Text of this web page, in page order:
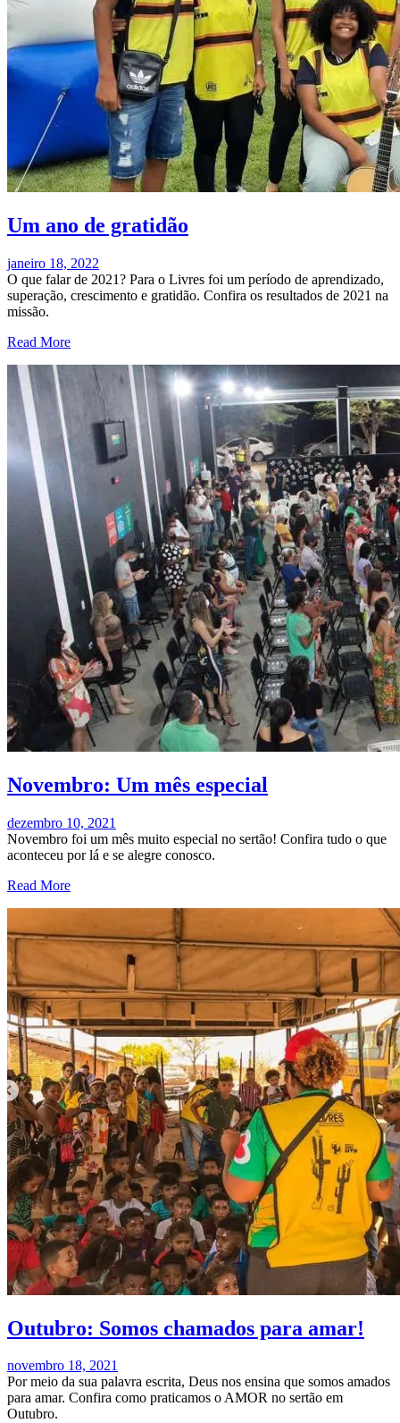
Um ano de gratidão
janeiro 18, 2022
O que falar de 2021? Para o Livres foi um período de aprendizado,
superação, crescimento e gratidão. Confira os resultados de 2021 na
missão.
Read More
Novembro: Um mês especial
dezembro 10, 2021
Novembro foi um mês muito especial no sertão! Confira tudo o que
aconteceu por lá e se alegre conosco.
Read More
Outubro: Somos chamados para amar!
novembro 18, 2021
Por meio da sua palavra escrita, Deus nos ensina que somos amados
para amar. Confira como praticamos o AMOR no sertão em
Outubro.